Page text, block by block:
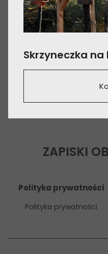
Skrzyneczka na
ZAPISKI
Polityka prywatności
Polityka prywatności